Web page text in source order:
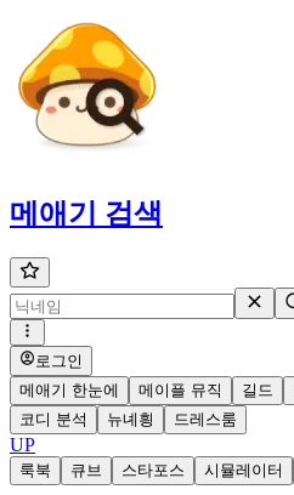
메애기 검색
로그인
메애기 한눈에
메이플 뮤직 길드
코디 분석
뉴녜힁 드레스룸
UP
룩북 큐브 스타포스 시뮬레이터